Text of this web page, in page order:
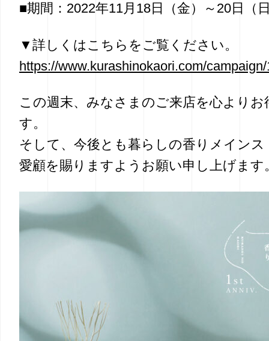
■期間：2022年11月18日（金）～20日（
▼詳しくはこちらをご覧ください。
https://www.kurashinokaori.com/
この週末、みなさまのご来店を心より
す。
そして、今後とも暮らしの香りメイン
愛顧を賜りますようお願い申し上げます